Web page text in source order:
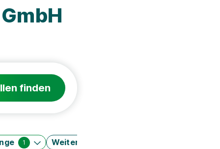
finden
1 Weitere Filter